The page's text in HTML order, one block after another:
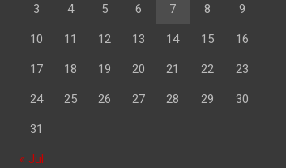
3 4 5 6 7 8 9
10 11 12 13 14 15 16
17 18 19 20 21 22 23
24 25 26 27 28 29 30
31
« Jul